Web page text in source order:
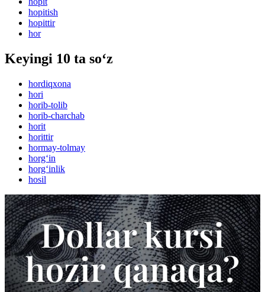
hopitish
hopittir
hor
Keyingi 10 ta so‘z
hordiqxona
hori
horib-tolib
horib-charchab
horit
horittir
hormay-tolmay
horg‘in
horg‘inlik
hosil